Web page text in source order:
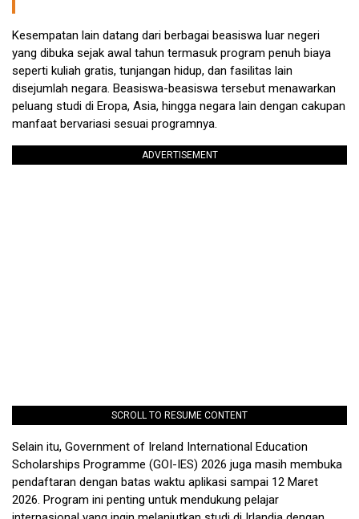
Kesempatan lain datang dari berbagai beasiswa luar negeri
yang dibuka sejak awal tahun termasuk program penuh biaya
seperti kuliah gratis, tunjangan hidup, dan fasilitas lain
disejumlah negara. Beasiswa-beasiswa tersebut menawarkan
peluang studi di Eropa, Asia, hingga negara lain dengan cakupan
manfaat bervariasi sesuai programnya.
ADVERTISEMENT
SCROLL TO RESUME CONTENT
Selain itu, Government of Ireland International Education
Scholarships Programme (GOI-IES) 2026 juga masih membuka
pendaftaran dengan batas waktu aplikasi sampai 12 Maret
2026. Program ini penting untuk mendukung pelajar